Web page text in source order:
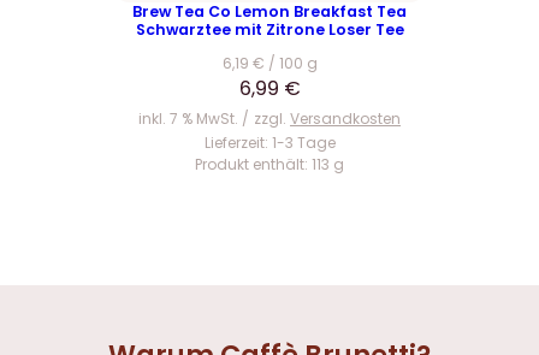
Brew Tea Co Lemon Breakfast Tea
Schwarztee mit Zitrone Loser Tee
6,19 € / 100 g
6,99 €
inkl. 7 % MwSt. zzgl. Versandkosten
Lieferzeit: 1-3 Tage
Produkt enthält: 113 g